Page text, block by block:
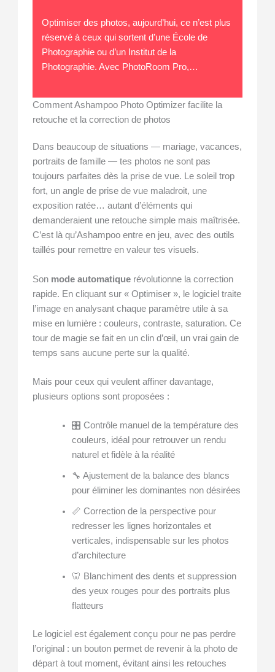
Optimiser des photos, aujourd’hui, ce n’est plus
réservé à ceux qui sortent d’une École de
Photographie ou d’un Institut de la
Photographie. Avec PhotoRoom Pro,…
Comment Ashampoo Photo Optimizer facilite la
retouche et la correction de photos
Dans beaucoup de situations — mariage, vacances,
portraits de famille — tes photos ne sont pas
toujours parfaites dès la prise de vue. Le soleil trop
fort, un angle de prise de vue maladroit, une
exposition ratée… autant d’éléments qui
demanderaient une retouche simple mais maîtrisée.
C’est là qu’Ashampoo entre en jeu, avec des outils
taillés pour remettre en valeur tes visuels.
Son mode automatique révolutionne la correction
rapide. En cliquant sur « Optimiser », le logiciel traite
l’image en analysant chaque paramètre utile à sa
mise en lumière : couleurs, contraste, saturation. Ce
tour de magie se fait en un clin d’œil, un vrai gain de
temps sans aucune perte sur la qualité.
Mais pour ceux qui veulent affiner davantage,
plusieurs options sont proposées :
🎛️ Contrôle manuel de la température des
couleurs, idéal pour retrouver un rendu
naturel et fidèle à la réalité
🔧 Ajustement de la balance des blancs
pour éliminer les dominantes non désirées
📏 Correction de la perspective pour
redresser les lignes horizontales et
verticales, indispensable sur les photos
d’architecture
🦷 Blanchiment des dents et suppression
des yeux rouges pour des portraits plus
flatteurs
Le logiciel est également conçu pour ne pas perdre
l’original : un bouton permet de revenir à la photo de
départ à tout moment, évitant ainsi les retouches